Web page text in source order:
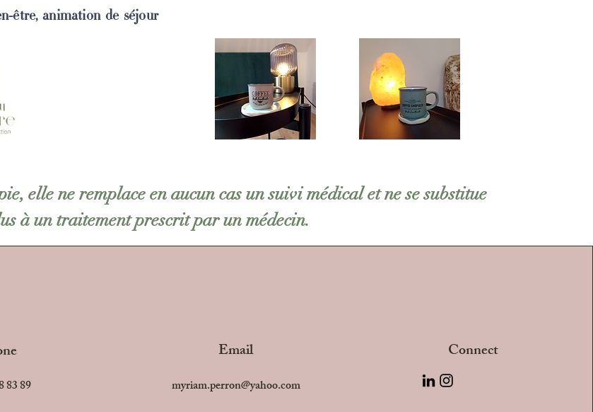
être, animation de séjour
elle ne remplace en aucun cas un suivi médical et ne se substitue
à un traitement prescrit par un médecin.
83 89
Email
myriam.perron@yahoo.com
Connect